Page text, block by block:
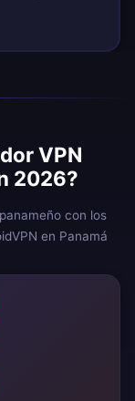
VPN
2026?
con los
en Panamá